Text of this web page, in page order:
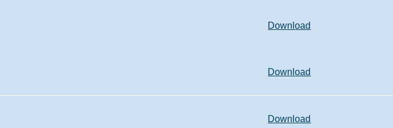
Download
Download
Download